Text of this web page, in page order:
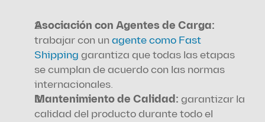
trabajar con un agente como Fast
Shipping garantiza que todas las etapas
se cumplan de acuerdo con las normas
internacionales.
Mantenimiento de Calidad: garantizar la
calidad del producto durante todo el